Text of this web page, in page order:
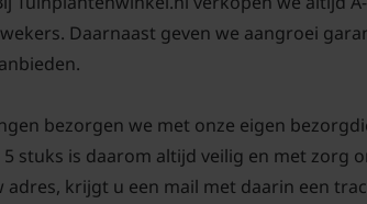
Daarnaast geven we aangroei
bezorgen we met onze eigen
5 stuks is daarom altijd veilig en met zorg
adres, krijgt u een mail met daarin een